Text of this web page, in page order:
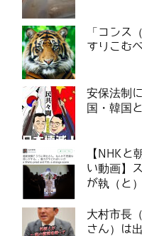
「コンス
すりこむ
安保法制
国・韓国
【NHKと
い動画】
が執（と
大村市長
さん）は